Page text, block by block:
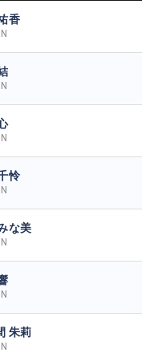
香
怜
な美
朱莉